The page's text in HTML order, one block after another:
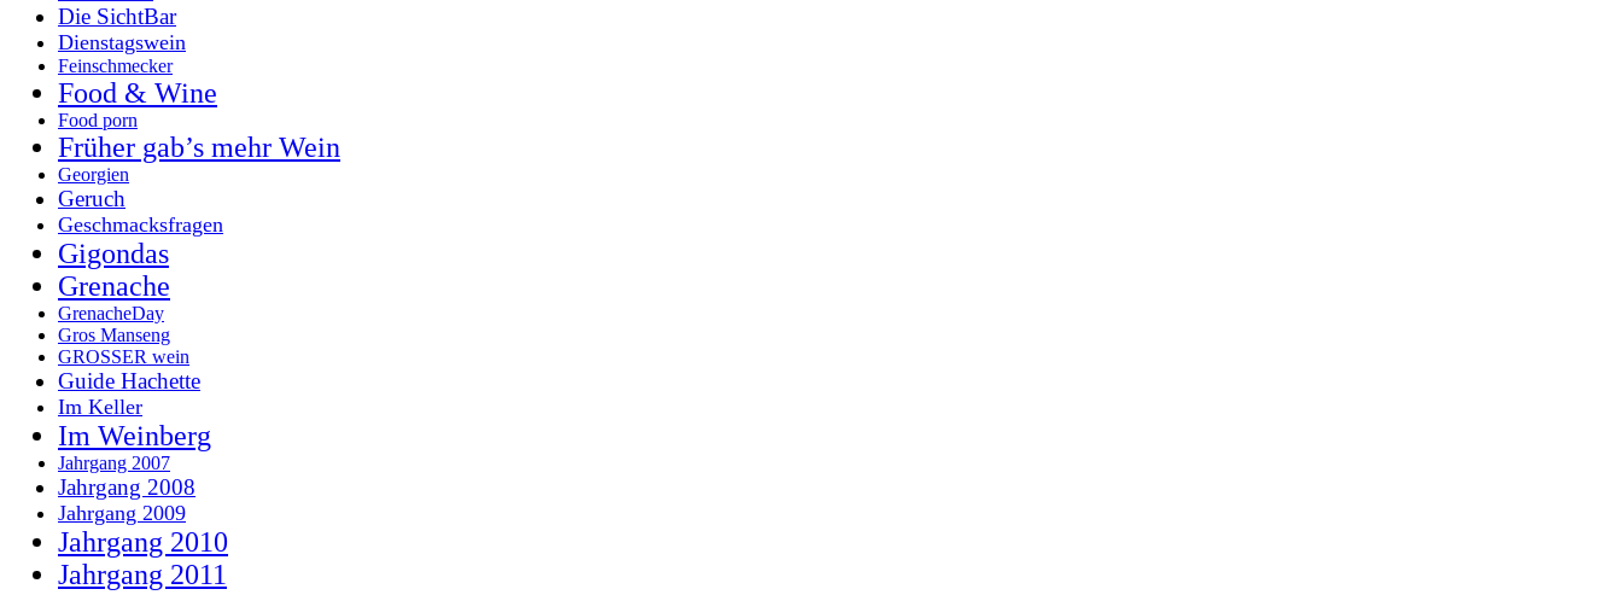
Die SichtBar
Dienstagswein
Feinschmecker
Food & Wine
Food porn
Früher gab’s mehr Wein
Georgien
Geruch
Geschmacksfragen
Gigondas
Grenache
GrenacheDay
Gros Manseng
GROSSER wein
Guide Hachette
Im Keller
Im Weinberg
Jahrgang 2007
Jahrgang 2008
Jahrgang 2009
Jahrgang 2010
Jahrgang 2011